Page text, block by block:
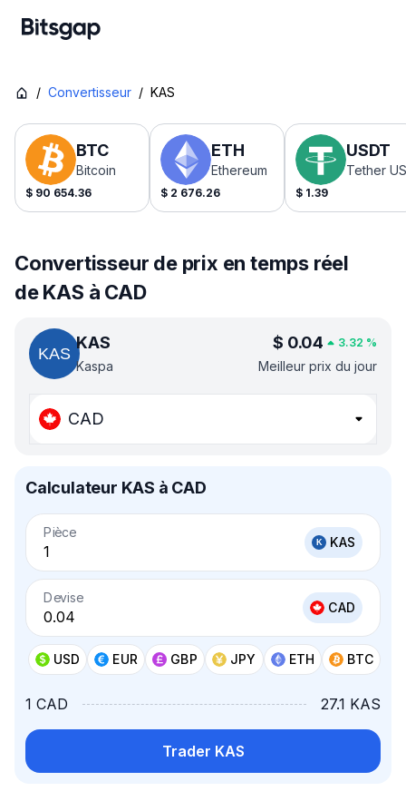
/ Convertisseur / KAS
BTC
Bitcoin
$ 90 654.36
ETH
Ethereum
$ 2 676.26
USDT
Tether
$ 1.39
Convertisseur de prix en temps réel
de KAS à CAD
KAS
Kaspa
$ 0.04 3.32 %
Meilleur prix du jour
CAD
Calculateur KAS à CAD
Pièce
KAS
Devise
CAD
USD EUR GBP JPY ETH BTC
1 CAD 27.1 KAS
Trader KAS